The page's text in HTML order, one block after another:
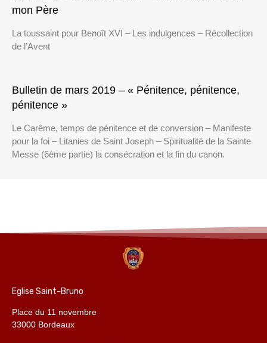
mon Père
La toussaint pour Benoît XVI – Les indulgences – Récollection
de l’Avent
Bulletin de mars 2019 – « Pénitence, pénitence,
pénitence »
Le Carême, temps de pénitence et de conversion – Manifeste
pour la foi – Litanies de Saint Joseph – Spiritualité de la Sainte
Messe (6ème partie) la consécration et la fin du canon.
Eglise Saint-Bruno
Place du 11 novembre
33000 Bordeaux